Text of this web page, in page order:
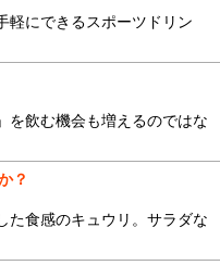
軽にできるスポーツドリン
を飲む機会も増えるのではな
？
た食感のキュウリ。サラダな